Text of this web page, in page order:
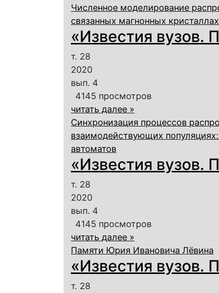
Численное моделирование
связанных магнонных
«Известия
т. 28
2020
вып. 4
4145 просмотров
читать далее »
Синхронизация процессов
взаимодействующих
автоматов
«Известия
т. 28
2020
вып. 4
4145 просмотров
читать далее »
Памяти Юрия Ивановича Лёвина
«Известия
т. 28